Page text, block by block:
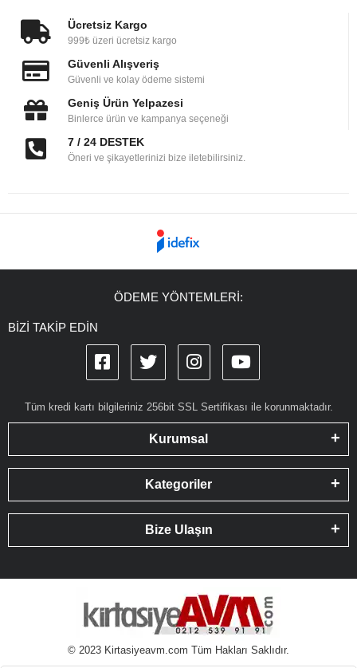
Ücretsiz Kargo
999₺ üzeri ücretsiz kargo
Güvenli Alışveriş
Güvenli ve kolay ödeme sistemi
Geniş Ürün Yelpazesi
Binlerce ürün ve kampanya seçeneği
7 / 24 DESTEK
Öneri ve şikayetlerinizi bize iletebilirsiniz.
ÖDEME YÖNTEMLERİ:
BİZİ TAKİP EDİN
Tüm kredi kartı bilgileriniz 256bit SSL Sertifikası ile korunmaktadır.
Kurumsal
Kategoriler
Bize Ulaşın
© 2023 Kirtasiyeavm.com Tüm Hakları Saklıdır.